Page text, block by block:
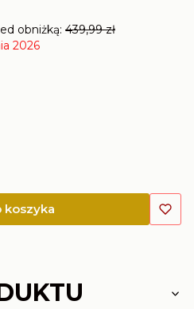
obniżką: 439,99 zł
2026
koszyka